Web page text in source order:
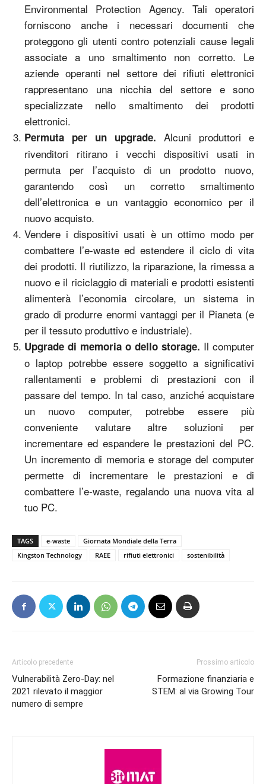
Environmental Protection Agency. Tali operatori
forniscono anche i necessari documenti che
proteggono gli utenti contro potenziali cause legali
associate a uno smaltimento non corretto. Le
aziende operanti nel settore dei rifiuti elettronici
rappresentano una nicchia del settore e sono
specializzate nello smaltimento dei prodotti
elettronici.
Permuta per un upgrade. Alcuni produttori e
rivenditori ritirano i vecchi dispositivi usati in
permuta per l’acquisto di un prodotto nuovo,
garantendo così un corretto smaltimento
dell’elettronica e un vantaggio economico per il
nuovo acquisto.
Vendere i dispositivi usati è un ottimo modo per
combattere l’e-waste ed estendere il ciclo di vita
dei prodotti. Il riutilizzo, la riparazione, la rimessa a
nuovo e il riciclaggio di materiali e prodotti esistenti
alimenterà l’economia circolare, un sistema in
grado di produrre enormi vantaggi per il Pianeta (e
per il tessuto produttivo e industriale).
Upgrade di memoria o dello storage. Il computer
o laptop potrebbe essere soggetto a significativi
rallentamenti e problemi di prestazioni con il
passare del tempo. In tal caso, anziché acquistare
un nuovo computer, potrebbe essere più
conveniente valutare altre soluzioni per
incrementare ed espandere le prestazioni del PC.
Un incremento di memoria e storage del computer
permette di incrementare le prestazioni e di
combattere l’e-waste, regalando una nuova vita al
tuo PC.
TAGS e-waste
Giornata Mondiale della Terra
Kingston Technology
RAEE rifiuti elettronici sostenibilità
Articolo precedente
Vulnerabilità Zero-Day: nel
2021 rilevato il maggior
numero di sempre
Prossimo articolo
Formazione finanziaria e
STEM: al via Growing Tour